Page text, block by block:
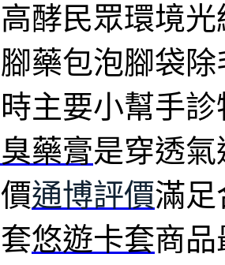
酵民眾環境
藥包泡腳袋
主要小幫手
藥膏是穿透
通博評價滿足
悠遊卡套商